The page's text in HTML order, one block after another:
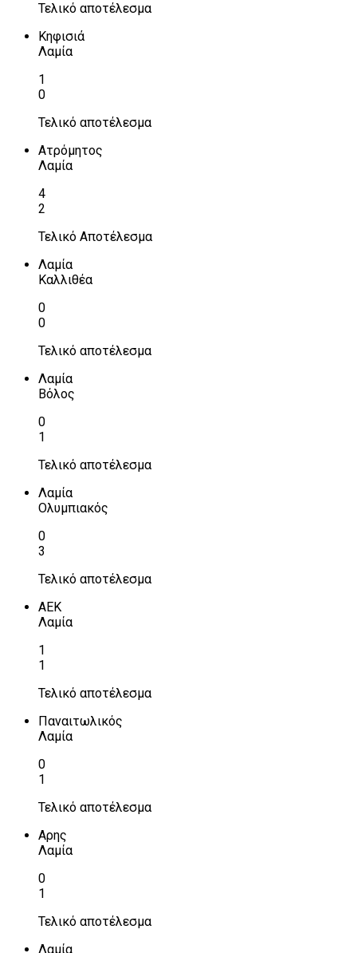
Τελικό αποτέλεσμα
Κηφισιά
Λαμία
1
0
Τελικό αποτέλεσμα
Ατρόμητος
Λαμία
4
2
Τελικό Αποτέλεσμα
Λαμία
Καλλιθέα
0
0
Τελικό αποτέλεσμα
Λαμία
Βόλος
0
1
Τελικό αποτέλεσμα
Λαμία
Ολυμπιακός
0
3
Τελικό αποτέλεσμα
ΑΕΚ
Λαμία
1
1
Τελικό αποτέλεσμα
Παναιτωλικός
Λαμία
0
1
Τελικό αποτέλεσμα
Αρης
Λαμία
0
1
Τελικό αποτέλεσμα
Λαμία